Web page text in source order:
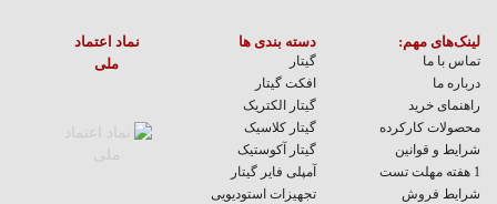
لینک‌های مهم:
تماس با ما
درباره ما
راهنمای خرید
محصولات کارکرده
شرایط و قوانین
1 هفته مهلت تست
شرایط فروش
دسته بندی ها
گیتار
افکت گیتار
گیتار الکتریک
گیتار کلاسیک
گیتار آکوستیک
آمپلی فایر گیتار
تجهیزات استودیویی
نماد اعتماد
ملی